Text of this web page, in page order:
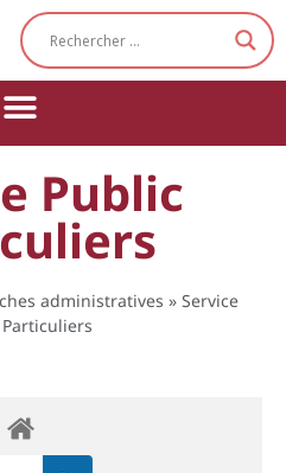
Public
administratives » Service